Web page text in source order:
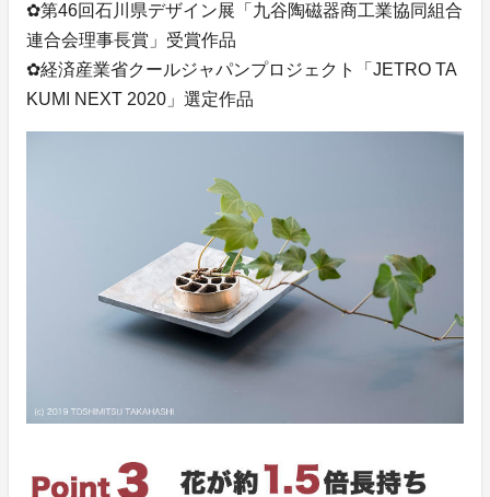
✿第46回石川県デザイン展「九谷陶磁器商工業協同組合
連合会理事長賞」受賞作品
✿経済産業省クールジャパンプロジェクト「JETRO TA
KUMI NEXT 2020」選定作品